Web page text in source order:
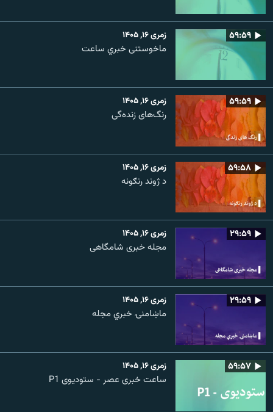
۵۹:۵۹ زمری ۱۶, ۱۴۰۵
ماخوستنی خبري ساعت
۵۹:۵۹ زمری ۱۶, ۱۴۰۵
رنگ‌های زنده‌گی
۵۹:۵۸ زمری ۱۶, ۱۴۰۵
د ژوند رنګونه
۲۹:۵۹ زمری ۱۶, ۱۴۰۵
مجله خبری شامگاهی
۲۹:۵۹ زمری ۱۶, ۱۴۰۵
ماښامنۍ خبري مجله
۵۹:۵۷ زمری ۱۶, ۱۴۰۵
ساعت خبری عصر - ستودیوی P1